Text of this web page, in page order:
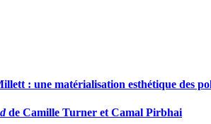
: une matérialisation esthétique des
de Camille Turner et Camal Pirbhai